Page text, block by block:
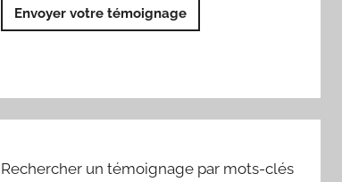
Envoyer votre témoignage
Rechercher un témoignage par mots-clés